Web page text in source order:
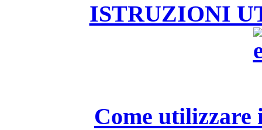
ISTRUZIONI
Come utilizzare